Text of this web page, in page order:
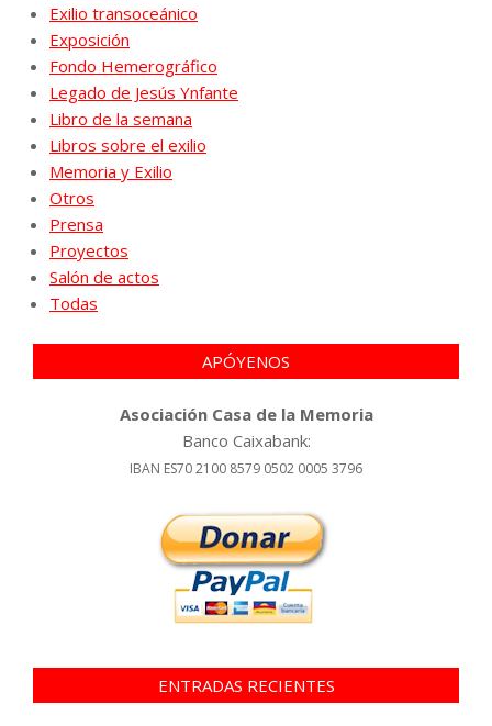
Exilio transoceánico
Exposición
Fondo Hemerográfico
Legado de Jesús Ynfante
Libro de la semana
Libros sobre el exilio
Memoria y Exilio
Otros
Prensa
Proyectos
Salón de actos
Todas
APÓYENOS
Asociación Casa de la Memoria
Banco Caixabank:
IBAN ES70 2100 8579 0502 0005 3796
ENTRADAS RECIENTES